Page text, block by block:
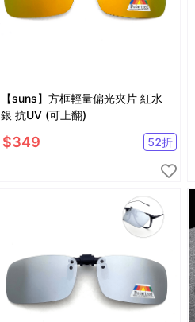
【suns】方框輕量偏光夾片 紅水
銀 抗UV (可上翻)
$349 52折